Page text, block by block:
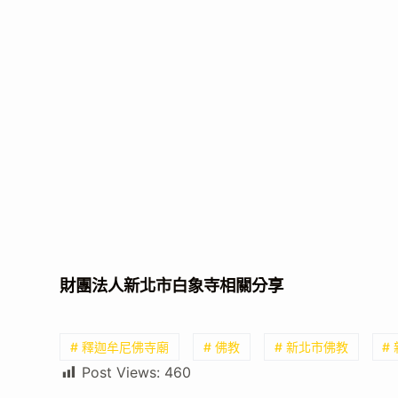
財團法人新北市白象寺相關分享
# 釋迦牟尼佛寺廟 # 佛教 # 新北市佛教 #
Post Views: 460